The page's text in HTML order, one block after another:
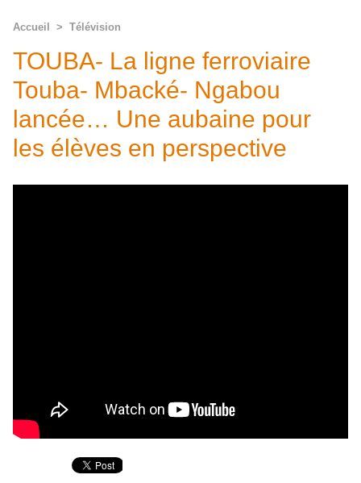
Accueil > Télévision
TOUBA- La ligne ferroviaire
Touba- Mbacké- Ngabou
lancée… Une aubaine pour
les élèves en perspective